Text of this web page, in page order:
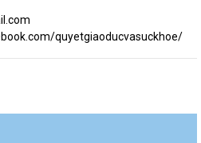
quyetgiaoducvasuckhoe/